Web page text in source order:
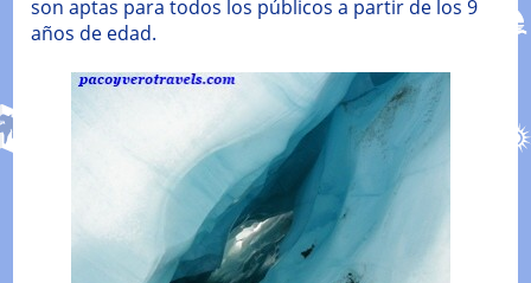
son aptas para todos los públicos a partir de los 9
años de edad.